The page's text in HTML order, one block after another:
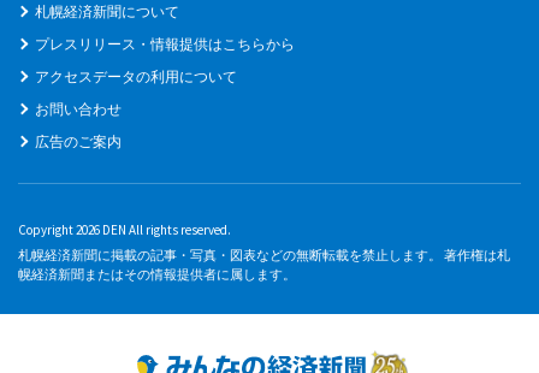
札幌経済新聞について
プレスリリース・情報提供はこちらから
アクセスデータの利用について
お問い合わせ
広告のご案内
Copyright 2026 DEN All rights reserved.
札幌経済新聞に掲載の記事・写真・図表などの無断転載を禁止します。 著作権は札
幌経済新聞またはその情報提供者に属します。